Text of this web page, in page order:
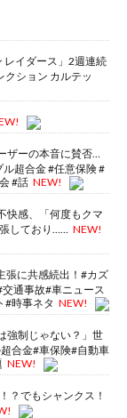
レイダース」2週連続
ション カルテッ
ザーの本音に賛否…
超合金 #任意保険 #
#話 NEW!
快感、「何度もクマ
しており…… NEW!
張に共感続出！#カズ
通事故#車ニュース
#時事ネタ NEW!
強制じゃない？」世
合金#車保険#自動車
NEW!
？でもシャンクス！